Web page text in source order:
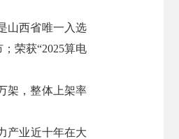
山西省唯一入选
荣获“2025算电
架，整体上架率
产业近十年在大